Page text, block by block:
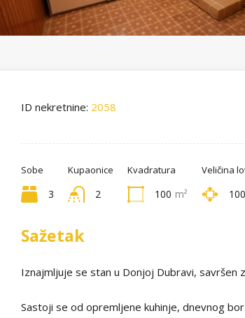
ID nekretnine: 2058
Sobe
3
Kupaonice
2
Kvadratura
100 m²
Veličina
100
Sažetak
Iznajmljuje se stan u Donjoj Dubravi, savršen
Sastoji se od opremljene kuhinje, dnevnog